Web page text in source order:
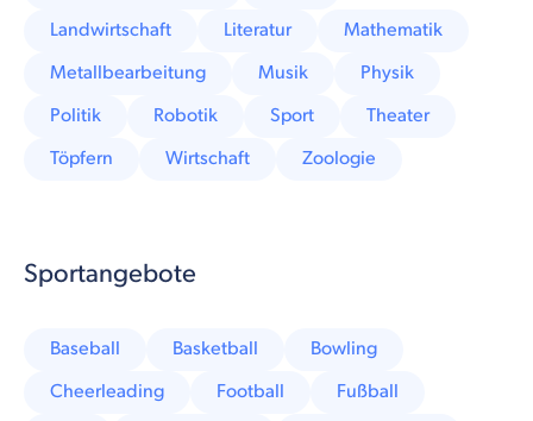
Landwirtschaft
Literatur
Mathematik
Metallbearbeitung
Musik
Physik
Politik
Robotik Sport
Theater
Töpfern
Wirtschaft Zoologie
Sportangebote
Baseball Basketball
Bowling
Cheerleading
Football
Fußball